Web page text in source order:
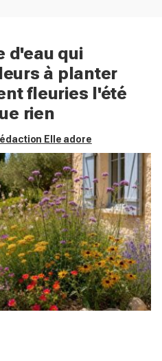
d'eau qui
à planter
fleuries l'été
rien
Elle adore